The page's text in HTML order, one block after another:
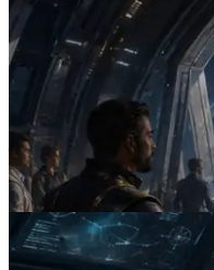
2026.07.04
ERPC 发布支持
— AI Agent 按需
阅读此文章